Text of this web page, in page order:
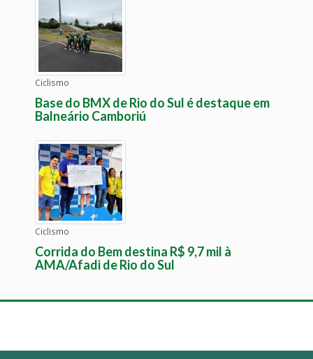
Ciclismo
Base do BMX de Rio do Sul é destaque em
Balneário Camboriú
Ciclismo
Corrida do Bem destina R$ 9,7 mil à
AMA/Afadi de Rio do Sul